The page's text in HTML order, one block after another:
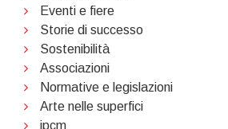
Eventi e fiere
Storie di successo
Sostenibilità
Associazioni
Normative e legislazioni
Arte nelle superfici
ipcm